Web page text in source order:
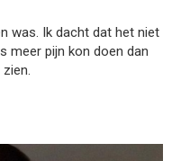
was. Ik dacht dat het niet
meer pijn kon doen dan